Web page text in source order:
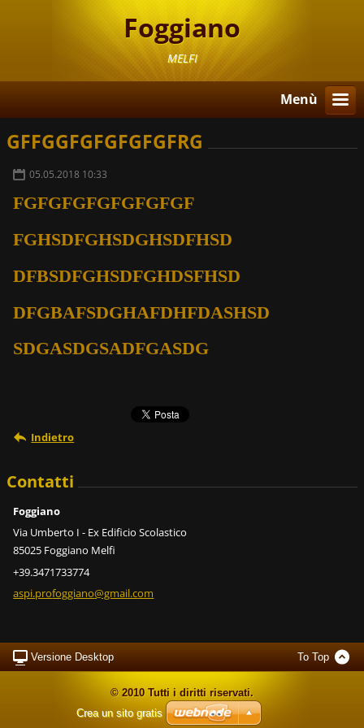
Foggiano
MELFI
Menù
GFFGGFGFGFGFGFRG
05.05.2018 10:33
FGFGFGFGFGFGFGF
FGHSDFGHSDGHSDFHSD
DFBSDFGHSDFGHDSFHSD
DFGBAFSDGHAFDHFDASHSD
SDGASDGSADFGASDG
Indietro
Contatti
Foggiano
Via Umberto I - Ex Edificio Scolastico
85025 Foggiano Melfi
+39.3471733774
aspi.profoggiano@gmail.com
Versione Desktop To Top
© 2010 Tutti i diritti riservati.
Crea un sito gratis